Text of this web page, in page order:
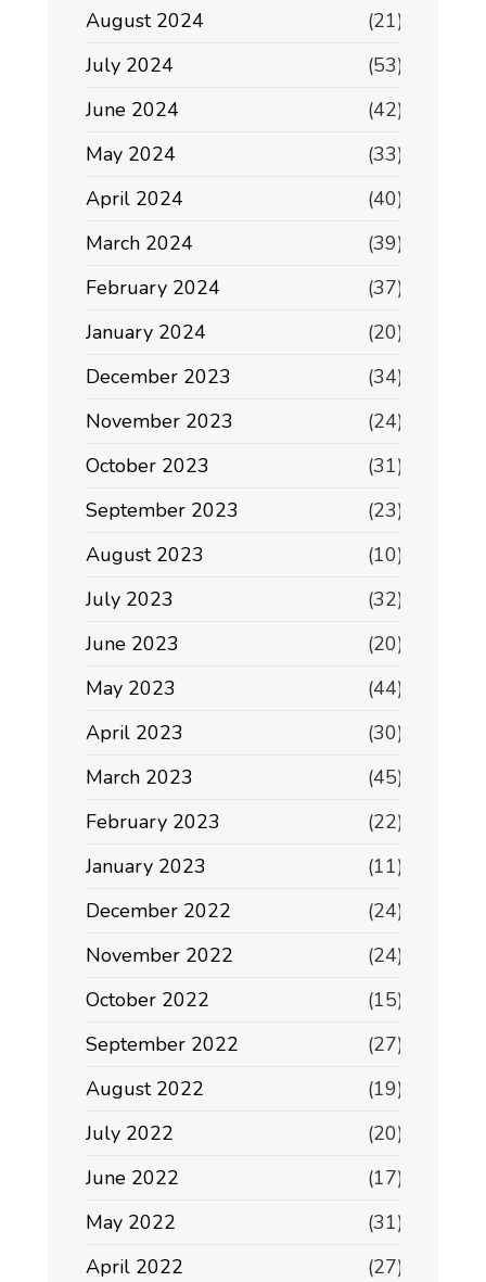
August 2024
(21)
July 2024
(53)
June 2024
(42)
May 2024
(33)
April 2024
(40)
March 2024
(39)
February 2024
(37)
January 2024
(20)
December 2023
(34)
November 2023
(24)
October 2023
(31)
September 2023
(23)
August 2023
(10)
July 2023
(32)
June 2023
(20)
May 2023
(44)
April 2023
(30)
March 2023
(45)
February 2023
(22)
January 2023
(11)
December 2022
(24)
November 2022
(24)
October 2022
(15)
September 2022
(27)
August 2022
(19)
July 2022
(20)
June 2022
(17)
May 2022
(31)
April 2022
(27)